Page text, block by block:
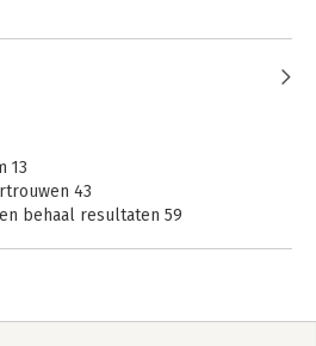
zinderende race door Zuid-Afrika
door Jelle van der
13
43
behaal resultaten 59